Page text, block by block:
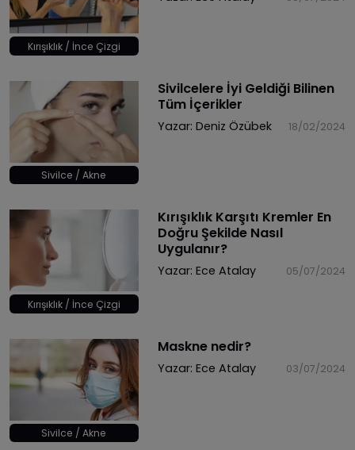
Kırışıklık / İnce Çizgi
Sivilce / Akne
Sivilcelere İyi Geldiği Bilinen
Tüm İçerikler
Yazar: Deniz Özübek 18/02/2024
Kırışıklık / İnce Çizgi
Kırışıklık Karşıtı Kremler En
Doğru Şekilde Nasıl
Uygulanır?
Yazar: Ece Atalay 05/07/2024
Sivilce / Akne
Maskne nedir?
Yazar: Ece Atalay 03/07/2024